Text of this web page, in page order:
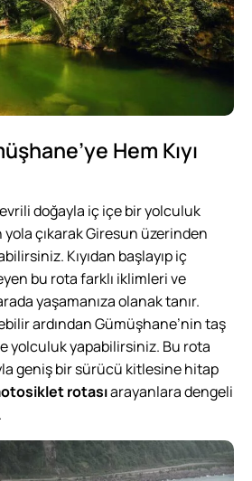
Hem Kıyı
doğayla iç içe bir yolculuk
yola çıkarak Giresun üzerinden
Kıyıdan başlayıp iç
bu rota farklı iklimleri ve
yaşamanıza olanak tanır.
ardından Gümüşhane’nin taş
yolculuk yapabilirsiniz. Bu rota
geniş bir sürücü kitlesine hitap
rotasıarayanlara dengeli